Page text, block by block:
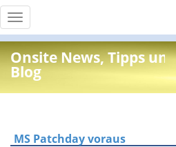
Toggle
navigation
Onsite News, Tipps
Blog
MS Patchday voraus